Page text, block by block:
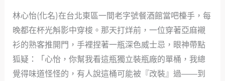
林心怡(化名)在台北東區一間老字號餐酒館當吧檯手，每
晚都在杯光斛影中穿梭。那天打烊前，一位穿著亞麻襯
衫的熟客推開門，手裡捏著一瓶深色威士忌，眼神帶點
狐疑：「心怡，你幫我看這瓶獨立裝瓶廠的單桶，我總
覺得味道怪怪的，有人說這桶可能被『改裝』過——到